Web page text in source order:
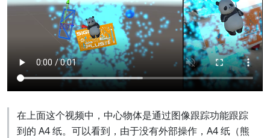
在上面这个视频中，中心物体是通过图像跟踪功能跟踪
到的 A4 纸。可以看到，由于没有外部操作，A4 纸（熊